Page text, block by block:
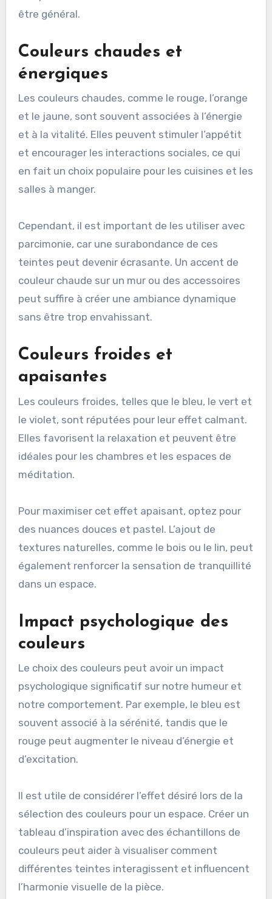
être général.
Couleurs chaudes et
énergiques
Les couleurs chaudes, comme le rouge, l’orange
et le jaune, sont souvent associées à l’énergie
et à la vitalité. Elles peuvent stimuler l’appétit
et encourager les interactions sociales, ce qui
en fait un choix populaire pour les cuisines et les
salles à manger.
Cependant, il est important de les utiliser avec
parcimonie, car une surabondance de ces
teintes peut devenir écrasante. Un accent de
couleur chaude sur un mur ou des accessoires
peut suffire à créer une ambiance dynamique
sans être trop envahissant.
Couleurs froides et
apaisantes
Les couleurs froides, telles que le bleu, le vert et
le violet, sont réputées pour leur effet calmant.
Elles favorisent la relaxation et peuvent être
idéales pour les chambres et les espaces de
méditation.
Pour maximiser cet effet apaisant, optez pour
des nuances douces et pastel. L’ajout de
textures naturelles, comme le bois ou le lin, peut
également renforcer la sensation de tranquillité
dans un espace.
Impact psychologique des
couleurs
Le choix des couleurs peut avoir un impact
psychologique significatif sur notre humeur et
notre comportement. Par exemple, le bleu est
souvent associé à la sérénité, tandis que le
rouge peut augmenter le niveau d’énergie et
d’excitation.
Il est utile de considérer l’effet désiré lors de la
sélection des couleurs pour un espace. Créer un
tableau d’inspiration avec des échantillons de
couleurs peut aider à visualiser comment
différentes teintes interagissent et influencent
l’harmonie visuelle de la pièce.